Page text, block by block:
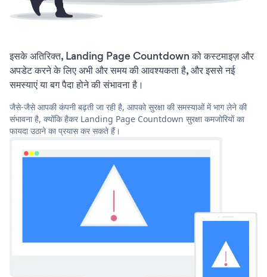
इसके अतिरिक्त, Landing Page Countdown को कस्टमाइज़ और
अपडेट करने के लिए अभी और समय की आवश्यकता है, और इससे नई
समस्याएं या बग पैदा होने की संभावना है।
जैसे-जैसे आपकी कंपनी बढ़ती जा रही है, आपको सुरक्षा की समस्याओं में भाग लेने की
संभावना है, क्योंकि हैकर Landing Page Countdown सुरक्षा कमजोरियों का
फायदा उठाने का प्रयास कर सकते हैं।